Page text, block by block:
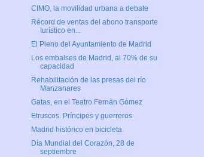
CIMO, la movilidad urbana a debate
Récord de ventas del abono transporte
turístico en...
El Pleno del Ayuntamiento de Madrid
Los embalses de Madrid, al 70% de su
capacidad
Rehabilitación de las presas del río
Manzanares
Gatas, en el Teatro Fernán Gómez
Etruscos. Príncipes y guerreros
Madrid histórico en bicicleta
Día Mundial del Corazón, 28 de
septiembre